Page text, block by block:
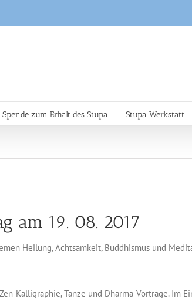
Spende zum Erhalt des Stupa Stupa Werkstatt
am 19. 08. 2017
Heilung, Achtsamkeit, Buddhismus und
Kalligraphie, Tänze und Dharma-Vorträge.